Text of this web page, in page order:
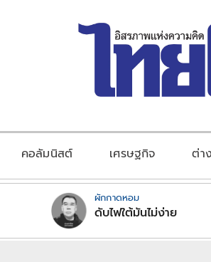
คอลัมนิสต์ เศรษฐกิจ ต่า
ผักกาดหอม
ดับไฟใต้มันไม่ง่าย